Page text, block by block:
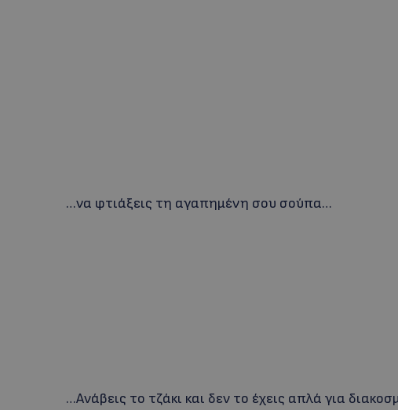
…να φτιάξεις τη αγαπημένη σου σούπα…
…Ανάβεις το τζάκι και δεν το έχεις απλά για